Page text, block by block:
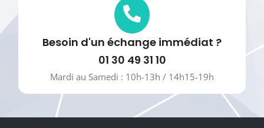
Besoin d'un échange immédiat ?
01 30 49 31 10
Mardi au Samedi : 10h-13h / 14h15-19h